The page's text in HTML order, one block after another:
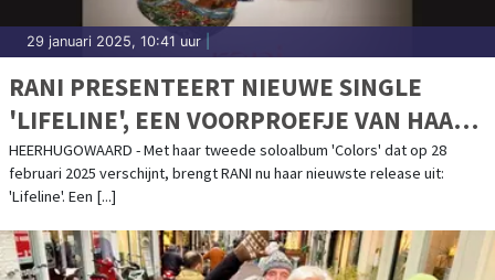
29 januari 2025, 10:41 uur
RANI PRESENTEERT NIEUWE SINGLE
'LIFELINE', EEN VOORPROEFJE VAN HAAR
AANKOMENDE ALBUM
HEERHUGOWAARD - Met haar tweede soloalbum 'Colors' dat op 28
februari 2025 verschijnt, brengt RANI nu haar nieuwste release uit:
'Lifeline'. Een [...]